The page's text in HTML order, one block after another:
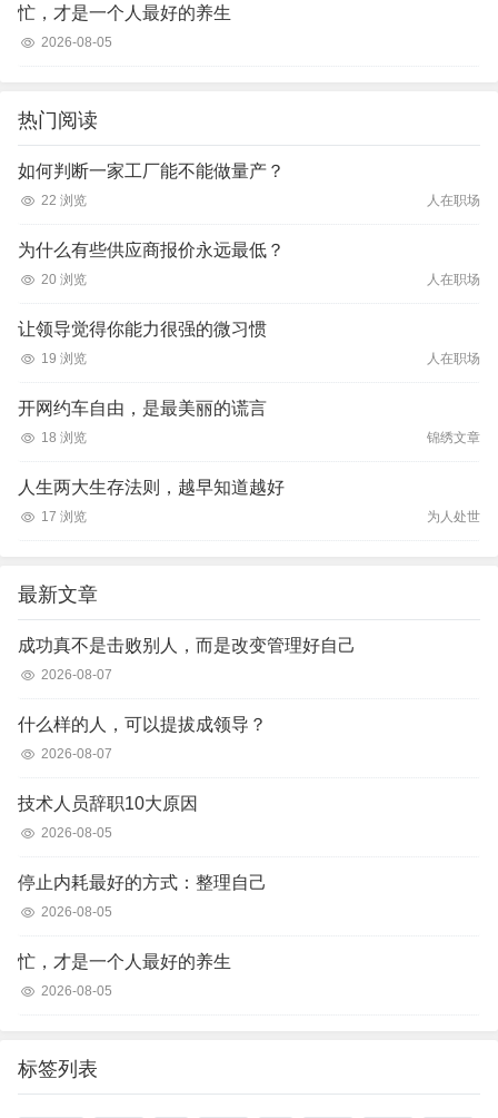
忙，才是一个人最好的养生
2026-08-05
热门阅读
如何判断一家工厂能不能做量产？
22 浏览 人在职场
为什么有些供应商报价永远最低？
20 浏览 人在职场
让领导觉得你能力很强的微习惯
19 浏览 人在职场
开网约车自由，是最美丽的谎言
18 浏览 锦绣文章
人生两大生存法则，越早知道越好
17 浏览 为人处世
最新文章
成功真不是击败别人，而是改变管理好自己
2026-08-07
什么样的人，可以提拔成领导？
2026-08-07
技术人员辞职10大原因
2026-08-05
停止内耗最好的方式：整理自己
2026-08-05
忙，才是一个人最好的养生
2026-08-05
标签列表